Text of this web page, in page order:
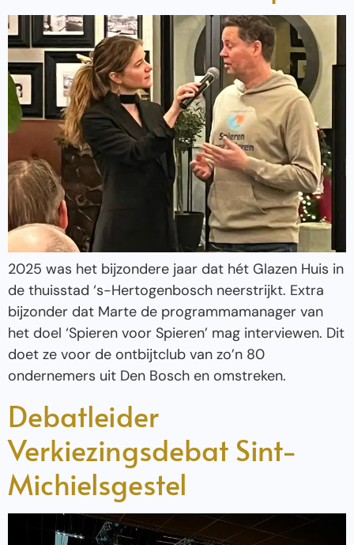
2025 was het bijzondere jaar dat hét Glazen Huis in
de thuisstad ‘s-Hertogenbosch neerstrijkt. Extra
bijzonder dat Marte de programmamanager van
het doel ‘Spieren voor Spieren’ mag interviewen. Dit
doet ze voor de ontbijtclub van zo’n 80
ondernemers uit Den Bosch en omstreken.
Debatleider
Verkiezingsdebat Sint-
Michielsgestel